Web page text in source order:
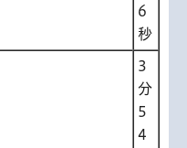
6
秒
3
分
5
4